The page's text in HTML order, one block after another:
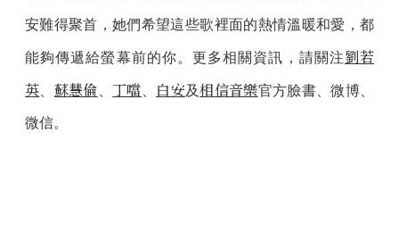
安難得聚首，她們希望這些歌裡面的熱情溫暖和愛，都
能夠傳遞給螢幕前的你。更多相關資訊，請關注劉若
英、 蘇慧倫、 丁噹、 白安及相信音樂官方臉書、微博、
微信。